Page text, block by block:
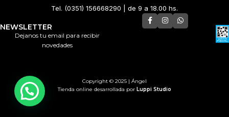
Tel. (0351) 156668290 | de 9 a 18.00 hs.
NEWSLETTER
Dejanos tu email para recibir
novedades
Tienda online desarrollada por Luppi Studio
Copyright © 2025 | Ángel